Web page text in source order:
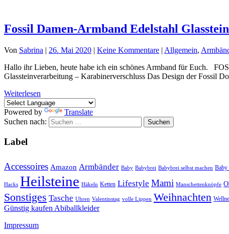
Fossil Damen-Armband Edelstahl
Von Sabrina | 26. Mai 2020 | Keine Kommentare | Allgemein,
Hallo ihr Lieben, heute habe ich ein schönes Armband für Euch.
Glassteinverarbeitung – Karabinerverschluss Das Design der Fossil
Weiterlesen
Powered by
Translate
Suchen nach:
Label
Accessoires Amazon Armbänder Baby Babybrei Babybrei selbst machen Baby
Hacks Heilsteine Häkeln Ketten Lifestyle Mami Manschettenknöpfe
Sonstiges Tasche Uhren Valentinstag volle Lippen Weihnachten
Günstig kaufen Abiballkleider
Impressum